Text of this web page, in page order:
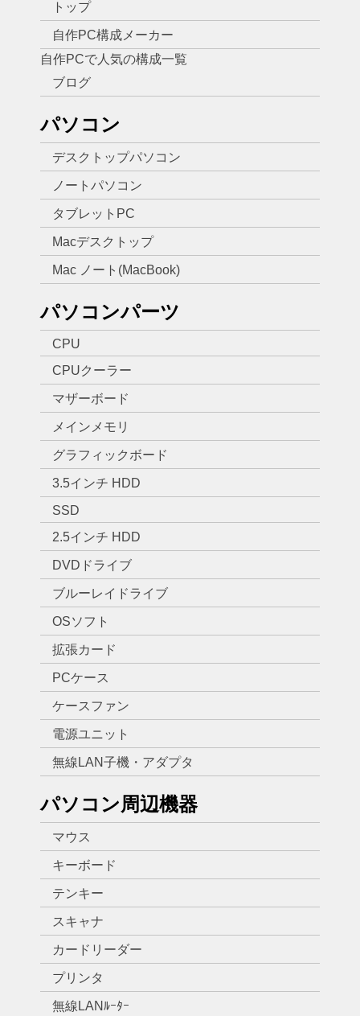
トップ
自作PC構成メーカー
自作PCで人気の構成一覧
ブログ
パソコン
デスクトップパソコン
ノートパソコン
タブレットPC
Macデスクトップ
Mac ノート(MacBook)
パソコンパーツ
CPU
CPUクーラー
マザーボード
メインメモリ
グラフィックボード
3.5インチ HDD
SSD
2.5インチ HDD
DVDドライブ
ブルーレイドライブ
OSソフト
拡張カード
PCケース
ケースファン
電源ユニット
無線LAN子機・アダプタ
パソコン周辺機器
マウス
キーボード
テンキー
スキャナ
カードリーダー
プリンタ
無線LANﾙｰﾀｰ